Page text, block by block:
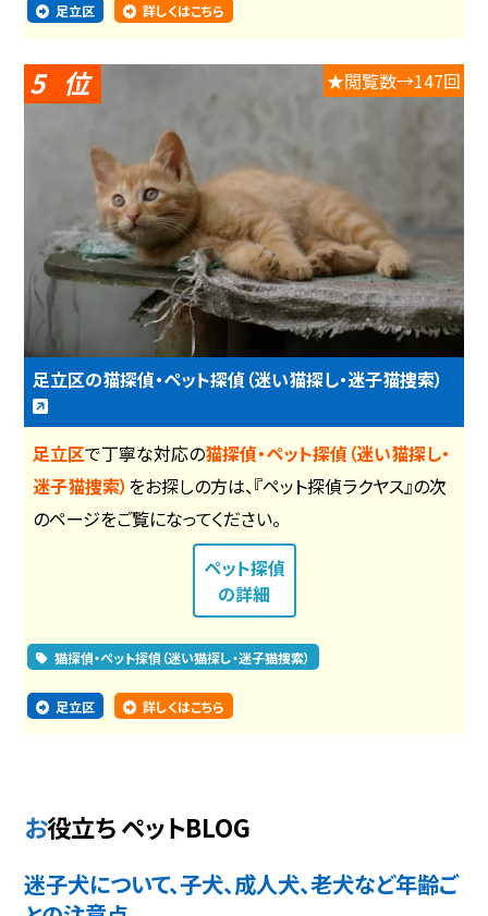
足立区 詳しくはこちら
5 ★閲覧数→147回
足立区の猫探偵・ペット探偵（迷い猫探し・迷子猫捜索）
足立区で丁寧な対応の猫探偵・ペット探偵（迷い猫探し・
迷子猫捜索） をお探しの方は、『ペット探偵ラクヤス』の次
のページをご覧になってください。
ペット探偵
の詳細
猫探偵・ペット探偵（迷い猫探し・迷子猫捜索）
足立区 詳しくはこちら
お役立ち ペットBLOG
迷子犬について、子犬、成人犬、老犬など年齢ご